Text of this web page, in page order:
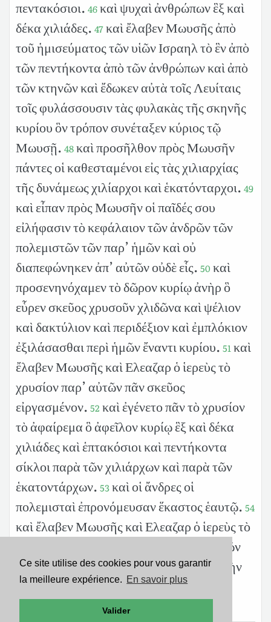
Ce site utilise des cookies pour vous garantir
la meilleure expérience. En savoir plus
Valider
πεντακόσιοι. 46καὶ ψυχαὶ ἀνθρώπων ἓξ καὶ
δέκα χιλιάδες. 47καὶ ἔλαβεν Μωυσῆς ἀπὸ
τοῦ ἡμισεύματος τῶν υἱῶν Ισραηλ τὸ ἓν ἀπὸ
τῶν πεντήκοντα ἀπὸ τῶν ἀνθρώπων καὶ ἀπὸ
τῶν κτηνῶν καὶ ἔδωκεν αὐτὰ τοῖς Λευίταις
τοῖς φυλάσσουσιν τὰς φυλακὰς τῆς σκηνῆς
κυρίου ὃν τρόπον συνέταξεν κύριος τῷ
Μωυσῇ. 48καὶ προσῆλθον πρὸς Μωυσῆν
πάντες οἱ καθεσταμένοι εἰς τὰς χιλιαρχίας
τῆς δυνάμεως χιλίαρχοι καὶ ἑκατόνταρχοι. 49
καὶ εἶπαν πρὸς Μωυσῆν οἱ παῖδές σου
εἰλήφασιν τὸ κεφάλαιον τῶν ἀνδρῶν τῶν
πολεμιστῶν τῶν παρ’ ἡμῶν καὶ οὐ
διαπεφώνηκεν ἀπ’ αὐτῶν οὐδὲ εἷς. 50 καὶ
προσενηνόχαμεν τὸ δῶρον κυρίῳ ἀνὴρ ὃ
εὗρεν σκεῦος χρυσοῦν χλιδῶνα καὶ ψέλιον
καὶ δακτύλιον καὶ περιδέξιον καὶ ἐμπλόκιον
ἐξιλάσασθαι περὶ ἡμῶν ἔναντι κυρίου. 51καὶ
ἔλαβεν Μωυσῆς καὶ Ελεαζαρ ὁ ἱερεὺς τὸ
χρυσίον παρ’ αὐτῶν πᾶν σκεῦος
εἰργασμένον. 52 καὶ ἐγένετο πᾶν τὸ χρυσίον
τὸ ἀφαίρεμα ὃ ἀφεῖλον κυρίῳ ἓξ καὶ δέκα
χιλιάδες καὶ ἑπτακόσιοι καὶ πεντήκοντα
σίκλοι παρὰ τῶν χιλιάρχων καὶ παρὰ τῶν
ἑκατοντάρχων. 53καὶ οἱ ἄνδρες οἱ
πολεμισταὶ ἐπρονόμευσαν ἕκαστος ἑαυτῷ. 54
καὶ ἔλαβεν Μωυσῆς καὶ Ελεαζαρ ὁ ἱερεὺς τὸ
χρυσίον παρὰ τῶν χιλιάρχων καὶ παρὰ τῶν
ἑκατοντάρχων καὶ εἰσήνεγκεν αὐτὰ εἰς τὴν
σκηνὴν τοῦ μαρτυρίου μνημόσυνον τῶν
υἱῶν Ισραηλ ἔναντι κυρίου.